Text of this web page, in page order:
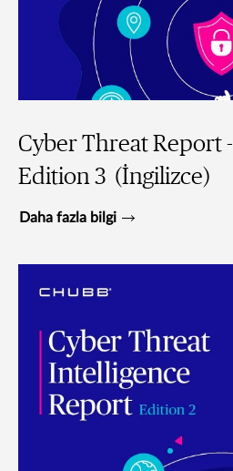
Cyber Threat Report -
Edition 3 (İngilizce)
Daha fazla bilgi